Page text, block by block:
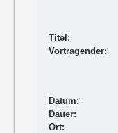
Titel:
Vortragender:
Datum:
Dauer:
Ort: